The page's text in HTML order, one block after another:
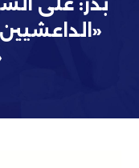
بدر: على